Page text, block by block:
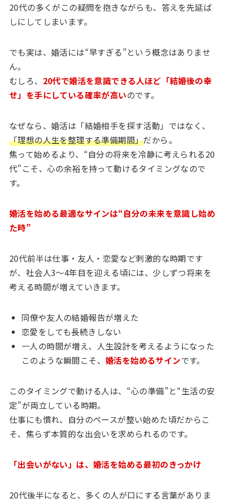
20代の多くがこの疑問を抱きながらも、答えを先延ば
しにしてしまいます。
でも実は、婚活には“早すぎる”という概念はありませ
ん。
むしろ、 20代で婚活を意識できる人ほど「結婚後の幸
せ」を手にしている確率が高いのです。
なぜなら、婚活は「結婚相手を探す活動」ではなく、
「理想の人生を整理する準備期間」だから。
焦って始めるより、“自分の将来を冷静に考えられる20
代”こそ、心の余裕を持って動けるタイミングなので
す。
婚活を始める最適なサインは“自分の未来を意識し始め
た時”
20代前半は仕事・友人・恋愛など刺激的な時期です
が、社会人3〜4年目を迎える頃には、少しずつ将来を
考える時間が増えていきます。
同僚や友人の結婚報告が増えた
恋愛をしても長続きしない
一人の時間が増え、人生設計を考えるようになった
このような瞬間こそ、 婚活を始めるサインです。
このタイミングで動ける人は、“心の準備”と“生活の安
定”が両立している時期。
仕事にも慣れ、自分のペースが整い始めた頃だからこ
そ、焦らず本質的な出会いを求められるのです。
「出会いがない」は、婚活を始める最初のきっかけ
20代後半になると、多くの人が口にする言葉がありま